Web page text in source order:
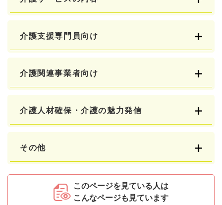
介護支援専門員向け
介護関連事業者向け
介護人材確保・介護の魅力発信
その他
このページを見ている人は
こんなページも見ています